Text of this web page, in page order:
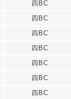
四BC
四BC
四BC
四BC
四BC
四BC
四BC